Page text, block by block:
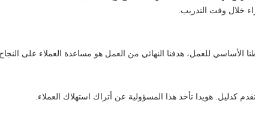
خلال وقت التدريب.
الأساسي للعمل، هدفنا النهائي من العمل هو مساعدة العملاء على
كدليل. هويدا تأخذ هذا المسؤولية عن أتراك استهلاك العملاء.